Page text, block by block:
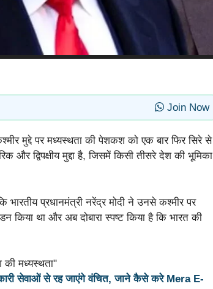
Join Now
मुद्दे पर मध्यस्थता की पेशकश को एक बार फिर सिरे से
द्विपक्षीय मुद्दा है, जिसमें किसी तीसरे देश की भूमिका
भारतीय प्रधानमंत्री नरेंद्र मोदी ने उनसे कश्मीर पर
था और अब दोबारा स्पष्ट किया है कि भारत की
सेवाओं से रह जाएंगे वंचित, जाने कैसे करे Mera E-